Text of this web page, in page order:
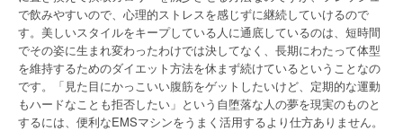
で飲みやすいので、心理的ストレスを感じずに継続していけるので
す。美しいスタイルをキープしている人に通底しているのは、短時間
でその姿に生まれ変わったわけでは決してなく、長期にわたって体型
を維持するためのダイエット方法を休まず続けているということなの
です。「見た目にかっこいい腹筋をゲットしたいけど、定期的な運動
もハードなことも拒否したい」という自堕落な人の夢を現実のものと
するには、便利なEMSマシンをうまく活用するより仕方ありません。